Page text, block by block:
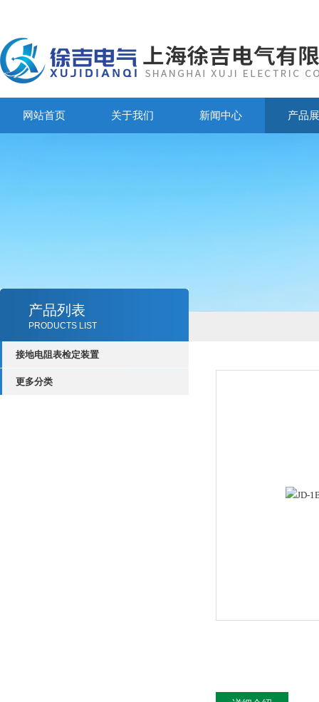
网站首页 关于我们 新闻中心 产品
产品列表
PRODUCTS LIST
接地电阻表检定装置
更多分类